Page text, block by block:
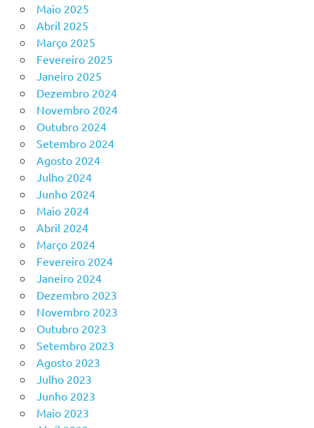
Maio 2025
Abril 2025
Março 2025
Fevereiro 2025
Janeiro 2025
Dezembro 2024
Novembro 2024
Outubro 2024
Setembro 2024
Agosto 2024
Julho 2024
Junho 2024
Maio 2024
Abril 2024
Março 2024
Fevereiro 2024
Janeiro 2024
Dezembro 2023
Novembro 2023
Outubro 2023
Setembro 2023
Agosto 2023
Julho 2023
Junho 2023
Maio 2023